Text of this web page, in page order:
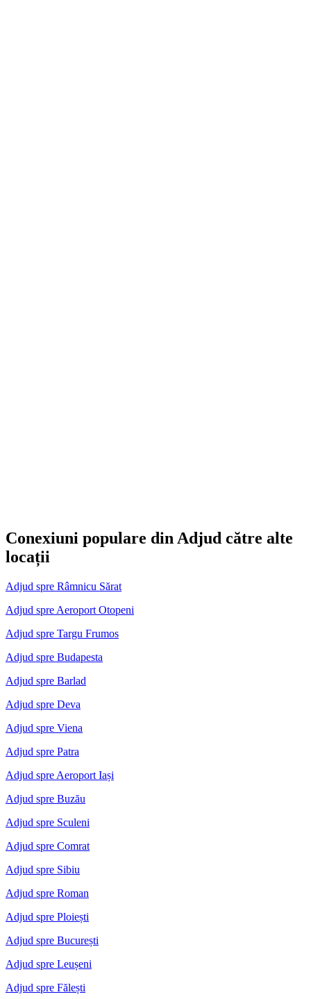
Conexiuni populare din Adjud către alte
locații
Adjud spre Râmnicu Sărat
Adjud spre Aeroport Otopeni
Adjud spre Targu Frumos
Adjud spre Budapesta
Adjud spre Barlad
Adjud spre Deva
Adjud spre Viena
Adjud spre Patra
Adjud spre Aeroport Iași
Adjud spre Buzău
Adjud spre Sculeni
Adjud spre Comrat
Adjud spre Sibiu
Adjud spre Roman
Adjud spre Ploiești
Adjud spre București
Adjud spre Leușeni
Adjud spre Fălești